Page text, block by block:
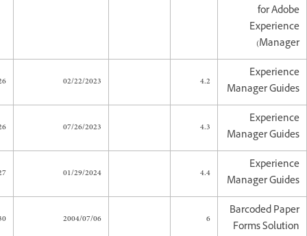
for Adobe
Experience
Manager)
Experience
Manager Guides
4.2
02/22/2023
Experience
Manager Guides
4.3
07/26/2023
Experience
Manager Guides
4.4
01/29/2024
Barcoded Paper
Forms Solution
6
2004/07/06